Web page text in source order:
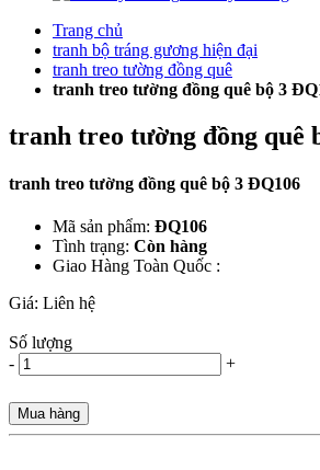
Trang chủ
tranh bộ tráng gương hiện đại
tranh treo tường đồng quê
tranh treo tường đồng quê bộ 3
tranh treo tường đồng quê
tranh treo tường đồng quê bộ 3 ĐQ106
Mã sản phẩm: ĐQ106
Tình trạng: Còn hàng
Giao Hàng Toàn Quốc :
Giá: Liên hệ
Số lượng
-
+
Mua hàng